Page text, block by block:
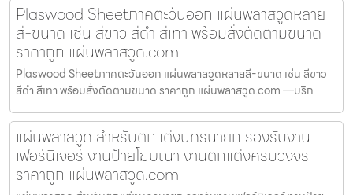
Plaswood Sheetภาคตะวันออก แผ่นพลาสวูดหลาย
สี-ขนาด เช่น สีขาว สีดำ สีเทา พร้อมสั่งตัดตามขนาด
ราคาถูก แผ่นพลาสวูด.com
Plaswood Sheetภาคตะวันออก แผ่นพลาสวูดหลายสี-ขนาด เช่น สีขาว
สีดำ สีเทา พร้อมสั่งตัดตามขนาด ราคาถูก แผ่นพลาสวูด.com —บริก
แผ่นพลาสวูด สำหรับตกแต่งนครนายก รองรับงาน
เฟอร์นิเจอร์ งานป้ายโฆษณา งานตกแต่งครบวงจร
ราคาถูก แผ่นพลาสวูด.com